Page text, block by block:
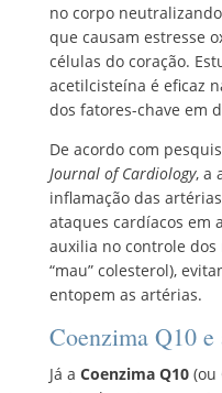
no corpo
que causam estresse
células do coração.
acetilcisteína é eficaz
dos fatores-chave em
De acordo com
Journal of Cardiology, a
inflamação das
ataques cardíacos em
auxilia no controle dos
“mau” colesterol),
entopem as artérias.
Coenzima Q10 e
Já a Coenzima Q10(ou